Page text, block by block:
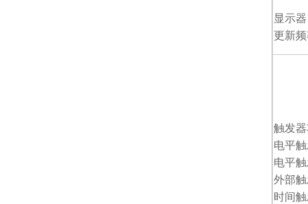
显示
更新
触发
电平
电平
外部
时间